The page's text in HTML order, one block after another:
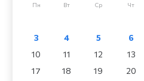
Пн Вт Ср Чт
3
4 5 6
10
11 12 13
17
18 19 20